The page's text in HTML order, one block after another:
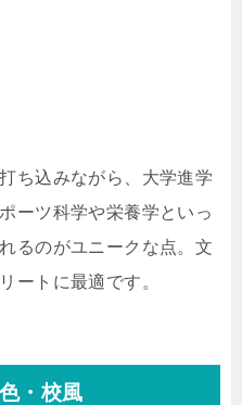
ち込みながら、大学進学
ーツ科学や栄養学といっ
るのがユニークな点。文
ートに最適です。
・校風